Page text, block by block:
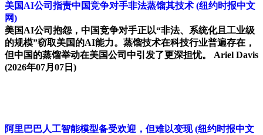
美国AI公司指责中国竞争对手非法蒸馏其技术 (纽约时报中文
网)
美国AI公司抱怨，中国竞争对手正以“非法、系统化且工业级
的规模”窃取美国的AI能力。蒸馏技术在科技行业普遍存在，
但中国的蒸馏举动在美国公司中引发了更深担忧。 Ariel Davis
(2026年07月07日)
阿里巴巴人工智能模型备受欢迎，但难以变现 (纽约时报中文